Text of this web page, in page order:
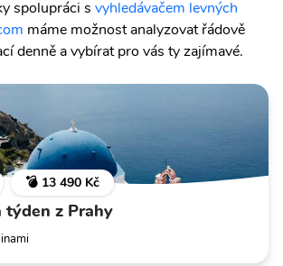
spolupráci s vyhledávačem levných
máme možnost analyzovat řádově
denně a vybírat pro vás ty zajímavé.
💣 13 490 Kč
z Prahy